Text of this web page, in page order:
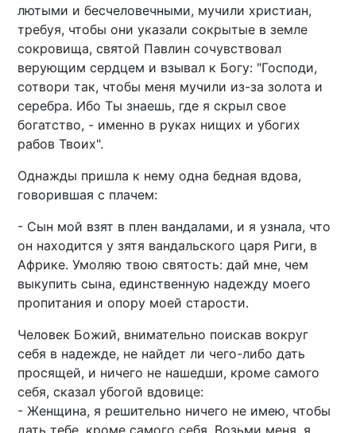
лютыми и бесчеловечными, мучили христиан,
требуя, чтобы они указали сокрытые в земле
сокровища, святой Павлин сочувствовал
верующим сердцем и взывал к Богу: "Господи,
сотвори так, чтобы меня мучили из-за золота и
серебра. Ибо Ты знаешь, где я скрыл свое
богатство, - именно в руках нищих и убогих
рабов Твоих".
Однажды пришла к нему одна бедная вдова,
говорившая с плачем:
- Сын мой взят в плен вандалами, и я узнала, что
он находится у зятя вандальского царя Риги, в
Африке. Умоляю твою святость: дай мне, чем
выкупить сына, единственную надежду моего
пропитания и опору моей старости.
Человек Божий, внимательно поискав вокруг
себя в надежде, не найдет ли чего-либо дать
просящей, и ничего не нашедши, кроме самого
себя, сказал убогой вдовице:
- Женщина, я решительно ничего не имею, чтобы